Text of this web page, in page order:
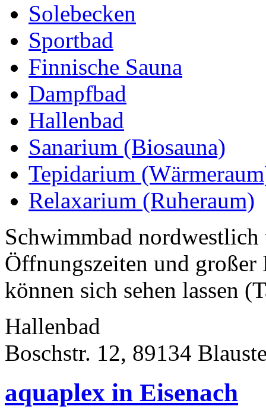
Solebecken
Sportbad
Finnische Sauna
Dampfbad
Hallenbad
Sanarium (Biosauna)
Tepidarium
Relaxarium (Ruheraum)
Schwimmbad
Öffnungszeiten und
können sich sehen lassen
Hallenbad
Boschstr. 12, 89134
aquaplex in Eisenach